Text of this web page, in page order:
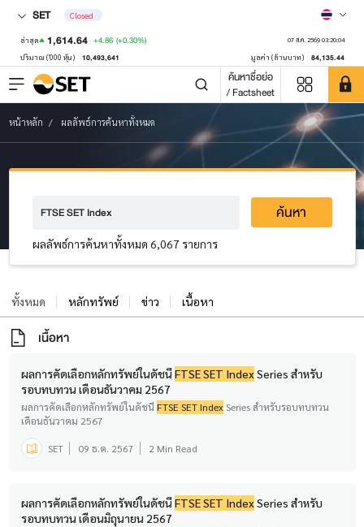
SET Closed
ล่าสุด 1,614.64 +4.86 (+0.30%) 07 ส.ค. 2569 03:20:04
ปริมาณ ('000 หุ้น) 10,493,641 มูลค่า (ล้านบาท) 84,135.44
ค้นหาชื่อย่อ
/ Factsheet
หน้าหลัก ผลลัพธ์การค้นหาทั้งหมด
ค้นหา
ผลลัพธ์การค้นหาทั้งหมด 6,067 รายการ
ทั้งหมด หลักทรัพย์ ข่าว เนื้อหา
เนื้อหา
ผลการคัดเลือกหลักทรัพย์ในดัชนีFTSE SET Index Series สำหรับ
รอบทบทวน เดือนธันวาคม 2567
ผลการคัดเลือกหลักทรัพย์ในดัชนีFTSE SET Index Series สำหรับรอบทบทวน
เดือนธันวาคม 2567
SET 09 ธ.ค. 2567 2 Min Read
ผลการคัดเลือกหลักทรัพย์ในดัชนีFTSE SET Index Series สำหรับ
รอบทบทวน เดือนมิถุนายน 2567